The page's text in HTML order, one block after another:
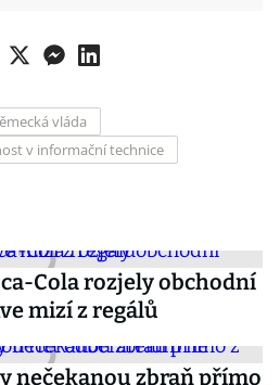
vláda
v informační technice
Cola rozjely obchodní
mizí z regálů
nečekanou zbraň přímo